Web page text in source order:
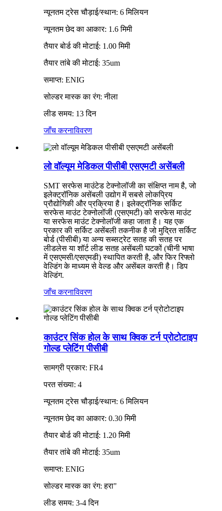
न्यूनतम ट्रेस चौड़ाई/स्थान: 6 मिलियन
न्यूनतम छेद का आकार: 1.6 मिमी
तैयार बोर्ड की मोटाई: 1.00 मिमी
तैयार तांबे की मोटाई: 35um
समाप्त: ENIG
सोल्डर मास्क का रंग: नीला
लीड समय: 13 दिन
जाँच करनाविवरण
लो वॉल्यूम मेडिकल पीसीबी एसएमटी असेंबली
SMT सरफेस माउंटेड टेक्नोलॉजी का संक्षिप्त नाम है, जो
इलेक्ट्रॉनिक असेंबली उद्योग में सबसे लोकप्रिय
प्रौद्योगिकी और प्रक्रिया है। इलेक्ट्रॉनिक सर्किट
सरफेस माउंट टेक्नोलॉजी (एसएमटी) को सरफेस माउंट
या सरफेस माउंट टेक्नोलॉजी कहा जाता है। यह एक
प्रकार की सर्किट असेंबली तकनीक है जो मुद्रित सर्किट
बोर्ड (पीसीबी) या अन्य सब्सट्रेट सतह की सतह पर
लीडलेस या शॉर्ट लीड सतह असेंबली घटकों (चीनी भाषा
में एसएमसी/एसएमडी) स्थापित करती है, और फिर रिफ्लो
वेल्डिंग के माध्यम से वेल्ड और असेंबल करती है। डिप
वेल्डिंग.
जाँच करनाविवरण
काउंटर सिंक होल के साथ क्विक टर्न प्रोटोटाइप
गोल्ड प्लेटिंग पीसीबी
सामग्री प्रकार: FR4
परत संख्या: 4
न्यूनतम ट्रेस चौड़ाई/स्थान: 6 मिलियन
न्यूनतम छेद का आकार: 0.30 मिमी
तैयार बोर्ड की मोटाई: 1.20 मिमी
तैयार तांबे की मोटाई: 35um
समाप्त: ENIG
सोल्डर मास्क का रंग: हरा"
लीड समय: 3-4 दिन